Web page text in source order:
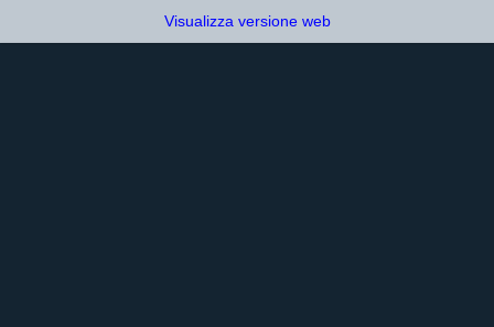
Visualizza versione web